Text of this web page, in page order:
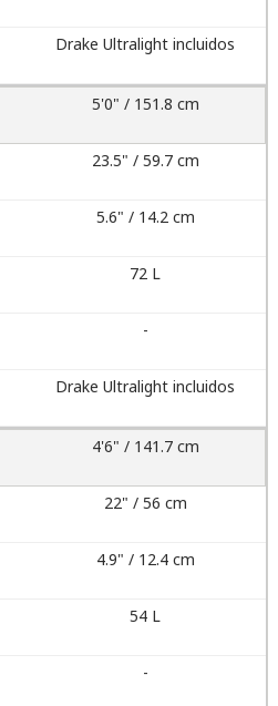
Drake Ultralight incluidos
5'0" / 151.8 cm
23.5" / 59.7 cm
5.6" / 14.2 cm
72 L
-
Drake Ultralight incluidos
4'6" / 141.7 cm
22" / 56 cm
4.9" / 12.4 cm
54 L
-